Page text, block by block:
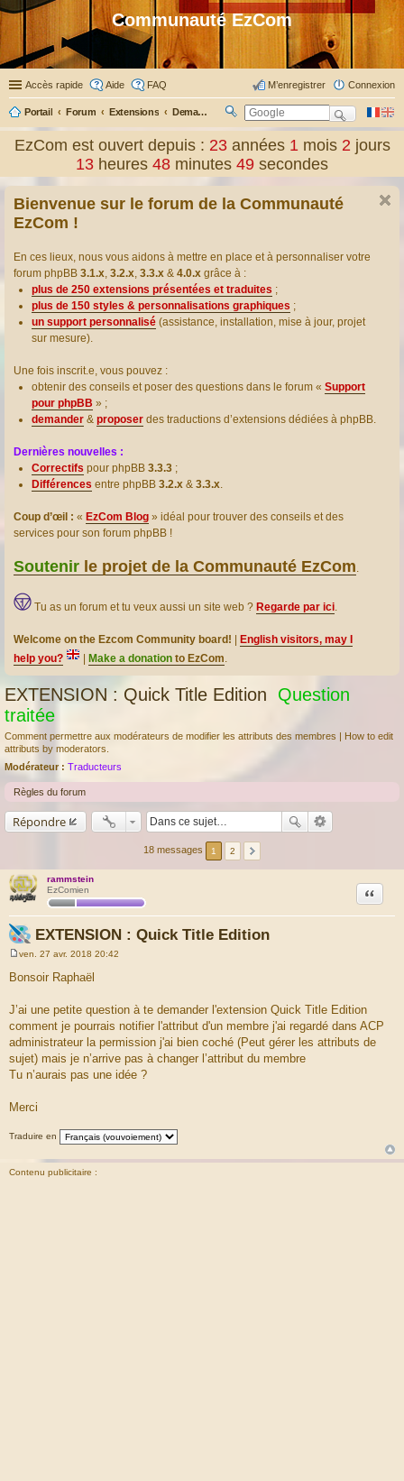
Communauté EzCom
Accès rapide Aide FAQ Connexion
M’enregistrer
Portail Forum Extensions Demander ou proposer des traductions d’extensions
ec
ch
er
EzCom est ouvert depuis : 23 années1 mois2 jours
13 heures 48 minutes 49 secondes
Bienvenue sur le forum de la Communauté
EzCom !
En ces lieux, nous vous aidons à mettre en place et à personnaliser votre
forum phpBB 3.1.x, 3.2.x, 3.3.x & 4.0.x grâce à :
plus de 250 extensions présentées et traduites ;
plus de 150 styles & personnalisations graphiques ;
un support personnalisé (assistance, installation, mise à jour, projet
sur mesure).
Une fois inscrit.e, vous pouvez :
obtenir des conseils et poser des questions dans le forum « Support
pour phpBB » ;
demander & proposer des traductions d’extensions dédiées à phpBB.
Dernières nouvelles :
Correctifs pour phpBB 3.3.3 ;
Différences entre phpBB 3.2.x & 3.3.x.
Coup d’œil : « EzCom Blog » idéal pour trouver des conseils et des
services pour son forum phpBB !
Soutenir le projet de la Communauté EzCom.
Tu as un forum et tu veux aussi un site web ? Regarde par ici.
Welcome on the Ezcom Community board!
English visitors, may I
help you?
Make a donation to EzCom.
EXTENSION : Quick Title Edition
Question
traitée
Comment permettre aux modérateurs de modifier les attributs des membres | How to edit
attributs by moderators.
Modérateur : Traducteurs
Règles du forum
Répondre
18 messages 1 2
rammstein
EzComien
EXTENSION : Quick Title Edition
Citation
s
g
e
ven. 27 avr. 2018 20:42
Bonsoir Raphaël
J’ai une petite question à te demander l'extension Quick Title Edition
comment je pourrais notifier l'attribut d'un membre j'ai regardé dans ACP
administrateur la permission j'ai bien coché (Peut gérer les attributs de
sujet) mais je n’arrive pas à changer l’attribut du membre
Tu n’aurais pas une idée ?
Merci
Traduire en
Contenu publicitaire :